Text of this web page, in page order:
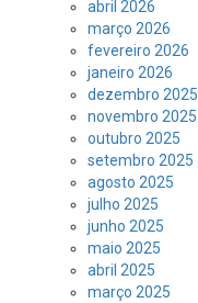
abril 2026
março 2026
fevereiro 2026
janeiro 2026
dezembro 2025
novembro 2025
outubro 2025
setembro 2025
agosto 2025
julho 2025
junho 2025
maio 2025
abril 2025
março 2025